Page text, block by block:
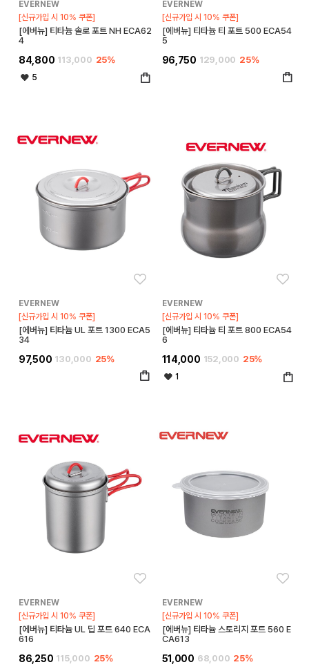
EVERNEW
[신규가입 시 10% 쿠폰]
[에버뉴] 티타늄 솔로 포트 NH ECA62
4
84,800 113,000 25%
5
EVERNEW
[신규가입 시 10% 쿠폰]
[에버뉴] 티타늄 티 포트 500 ECA54
5
96,750 129,000 25%
EVERNEW
[신규가입 시 10% 쿠폰]
[에버뉴] 티타늄 UL 포트 1300 ECA5
34
97,500 130,000 25%
EVERNEW
[신규가입 시 10% 쿠폰]
[에버뉴] 티타늄 티 포트 800 ECA54
6
114,000 152,000 25%
1
EVERNEW
[신규가입 시 10% 쿠폰]
[에버뉴] 티타늄 UL 딥 포트 640 ECA
616
86,250 115,000 25%
EVERNEW
[신규가입 시 10% 쿠폰]
[에버뉴] 티타늄 스토리지 포트 560 E
CA613
51,000 68,000 25%